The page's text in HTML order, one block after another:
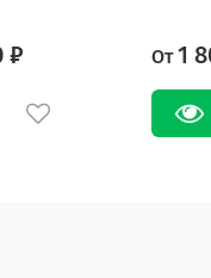
₽ От 1